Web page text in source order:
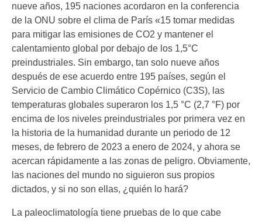
nueve años, 195 naciones acordaron en la conferencia
de la ONU sobre el clima de París «15 tomar medidas
para mitigar las emisiones de CO2 y mantener el
calentamiento global por debajo de los 1,5°C
preindustriales. Sin embargo, tan solo nueve años
después de ese acuerdo entre 195 países, según el
Servicio de Cambio Climático Copérnico (C3S), las
temperaturas globales superaron los 1,5 °C (2,7 °F) por
encima de los niveles preindustriales por primera vez en
la historia de la humanidad durante un periodo de 12
meses, de febrero de 2023 a enero de 2024, y ahora se
acercan rápidamente a las zonas de peligro. Obviamente,
las naciones del mundo no siguieron sus propios
dictados, y si no son ellas, ¿quién lo hará?
La paleoclimatología tiene pruebas de lo que cabe